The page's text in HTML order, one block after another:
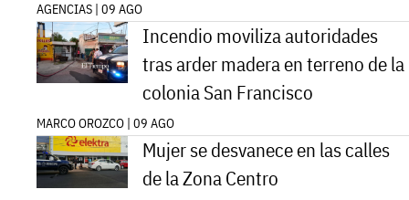
AGENCIAS | 09 AGO
Incendio moviliza autoridades
tras arder madera en terreno de la
colonia San Francisco
MARCO OROZCO | 09 AGO
Mujer se desvanece en las calles
de la Zona Centro